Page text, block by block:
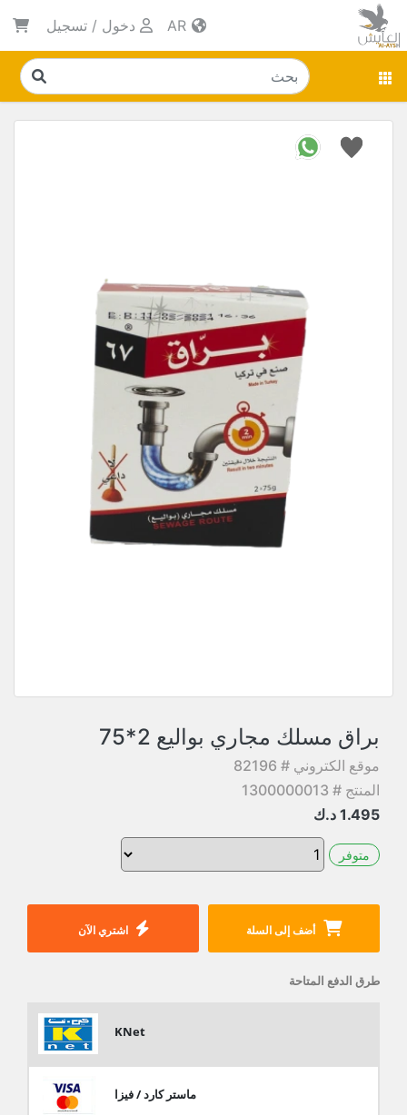
دخول / تسجيل
براق مسلك مجاري بواليع 2*75
موقع الكتروني # 82196
المنتج # 1300000013
1.495 د.ك
متوفر
أضف إلى السلة اشتري الآن
طرق الدفع المتاحة
KNet
ماستر كارد / فيزا